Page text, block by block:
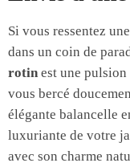
Si vous ressentez
dans un coin de
rotin est une
vous bercé
élégante balancelle
luxuriante de votre
avec son charme